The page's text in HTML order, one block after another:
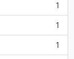
1
1
1